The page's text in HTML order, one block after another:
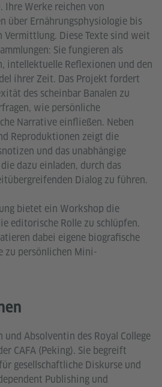
Ihre Werke reichen von
über Ernährungsphysiologie bis
Diese Texte sind weit
Sie fungieren als
intellektuelle Reflexionen und den
ihrer Zeit. Das Projekt fordert
des scheinbar Banalen zu
wie persönliche
Narrative einfließen. Neben
Reproduktionen zeigt die
und das unabhängige
dazu einladen, durch das
Dialog zu führen.
bietet ein Workshop die
editorische Rolle zu schlüpfen.
dabei eigene biografische
zu persönlichen Mini-
und Absolventin des Royal College
CAFA (Peking). Sie begreift
gesellschaftliche Diskurse und
Publishing und